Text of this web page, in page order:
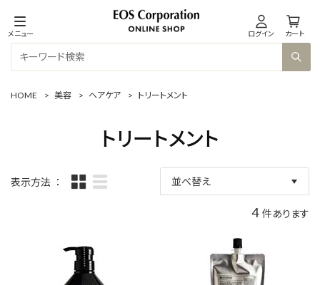
メニュー ログイン カート
HOME > 美容 > ヘアケア > トリートメント
トリートメント
表示方法 並べ替え
4 件あります